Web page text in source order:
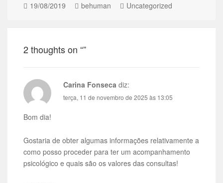
19/08/2019 behuman Uncategorized
2 thoughts on “”
Carina Fonseca diz:
terça, 11 de novembro de 2025 às 13:05
Bom dia!
Gostaria de obter algumas informações relativamente a
como posso proceder para ter um acompanhamento
psicológico e quais são os valores das consultas!